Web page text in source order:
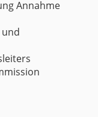
Annahme